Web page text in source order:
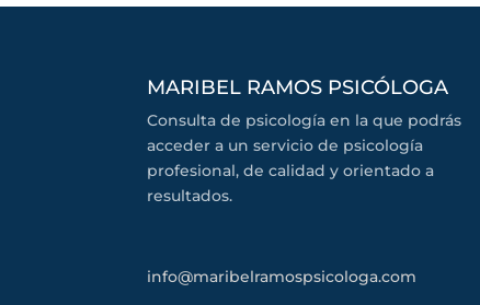
MARIBEL RAMOS PSICÓLOGA
Consulta de psicología en la que podrás
acceder a un servicio de psicología
profesional, de calidad y orientado a
resultados.
info@maribelramospsicologa.com